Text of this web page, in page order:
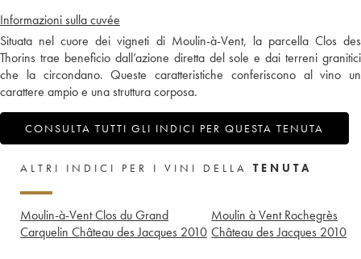
Informazioni sulla cuvée
Situata nel cuore dei vigneti di Moulin-à-Vent, la parcella Clos des
Thorins trae beneficio dall’azione diretta del sole e dai terreni granitici
che la circondano. Queste caratteristiche conferiscono al vino un
carattere ampio e una struttura corposa.
CONSULTA TUTTI GLI INDICI PER QUESTA TENUTA
ALTRI INDICI PER I VINI DELLA TENUTA
Moulin-à-Vent Clos du Grand
Carquelin Château des Jacques 2010
Moulin à Vent Rochegrès
Château des Jacques 2010